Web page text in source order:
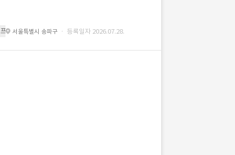
레임워크를 기반으로 시스템을 구축
서울특별시 송파구 · 등록일자 2026.07.28.